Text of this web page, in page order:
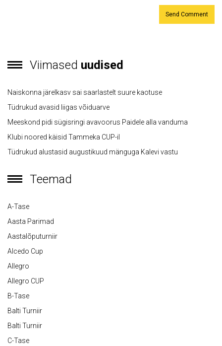
Viimased uudised
Naiskonna järelkasv sai saarlastelt suure kaotuse
Tüdrukud avasid liigas võiduarve
Meeskond pidi sügisringi avavoorus Paidele alla vanduma
Klubi noored käisid Tammeka CUP-il
Tüdrukud alustasid augustikuud mänguga Kalevi vastu
Teemad
A-Tase
Aasta Parimad
Aastalõputurniir
Alcedo Cup
Allegro
Allegro CUP
B-Tase
Balti Turniir
Balti Turniir
C-Tase